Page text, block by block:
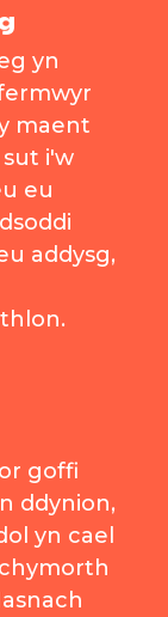
yn
maent
i'w
eu
addysg,
goffi
ddynion,
yn cael